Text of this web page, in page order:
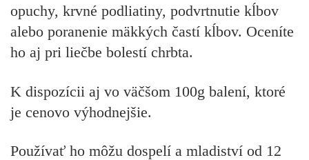
opuchy, krvné podliatiny, podvrtnutie kĺbov
alebo poranenie mäkkých častí kĺbov. Oceníte
ho aj pri liečbe bolestí chrbta.
K dispozícii aj vo väčšom 100g balení, ktoré
je cenovo výhodnejšie.
Používať ho môžu dospelí a mladiství od 12